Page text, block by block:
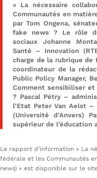
« La nécessaire
Communautés en
par Tom Ongena,
fake news ? Le rôle
sociaux Johanne
Santé – Innovation
charge de la rubrique de
coordinateur de la
Public Policy Manager,
Comment sensibiliser
? Pascal Pétry –
l’Etat Peter Van Aelst
(Université d’Anvers)
supérieur de l’éducation
Le rapport d’information « La
fédérale et les Communautés
news) » est disponible sur le